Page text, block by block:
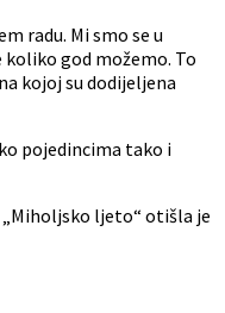
radu. Mi smo se u
god možemo. To
kojoj su dodijeljena
pojedincima tako i
„Miholjsko ljeto“ otišla je